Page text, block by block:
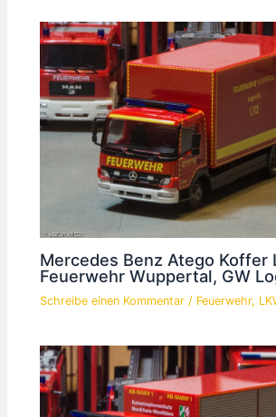
Mercedes Benz Atego Koffer
Feuerwehr Wuppertal, GW
Schreibe einen Kommentar / Feuerwehr,